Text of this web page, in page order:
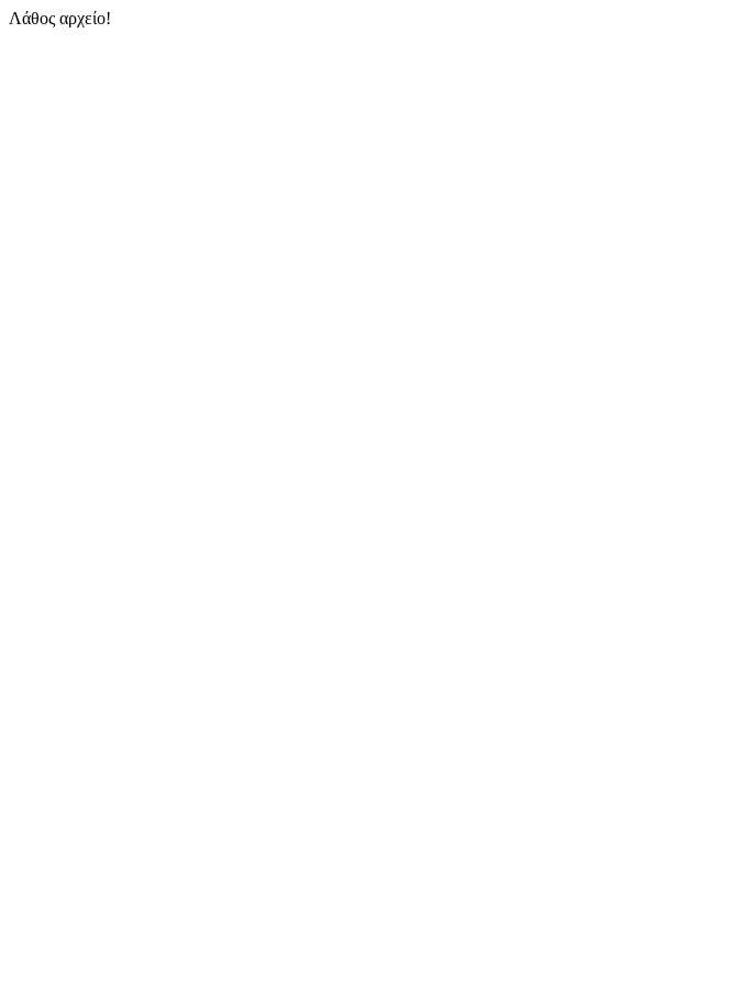
Λάθος αρχείο!